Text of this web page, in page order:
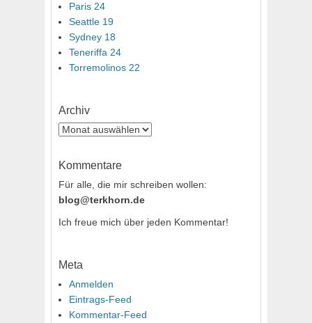
Paris 24
Seattle 19
Sydney 18
Teneriffa 24
Torremolinos 22
Archiv
Archiv
Kommentare
Für alle, die mir schreiben wollen:
blog@terkhorn.de
Ich freue mich über jeden Kommentar!
Meta
Anmelden
Eintrags-Feed
Kommentar-Feed